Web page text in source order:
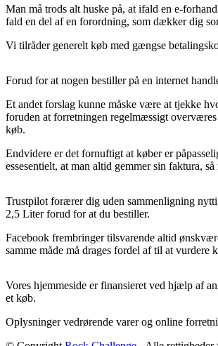
Man må trods alt huske på, at ifald en e-
fald en del af en forordning, som dækker dig
Vi tilråder generelt køb med gængse
Forud for at nogen bestiller på en internet
Et andet forslag kunne måske være at tjekke
foruden at forretningen regelmæssigt
køb.
Endvidere er det fornuftigt at køber er
essesentielt, at man altid gemmer sin faktura,
Trustpilot forærer dig uden sammenligning
2,5 Liter forud for at du bestiller.
Facebook frembringer tilsvarende altid
samme måde må drages fordel af til at vurdere
Vores hjemmeside er finansieret ved hjælp af
et køb.
Oplysninger vedrørende varer og online